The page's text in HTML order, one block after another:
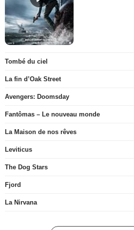
Tombé du ciel
La fin d’Oak Street
Avengers: Doomsday
Fantômas – Le nouveau monde
La Maison de nos rêves
Leviticus
The Dog Stars
Fjord
La Nirvana